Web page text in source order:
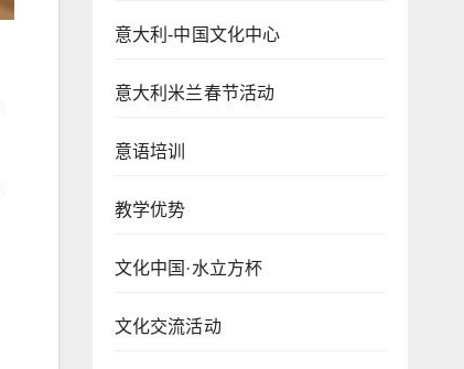
意大利-中国文化中心
意大利米兰春节活动
意语培训
教学优势
文化中国·水立方杯
文化交流活动